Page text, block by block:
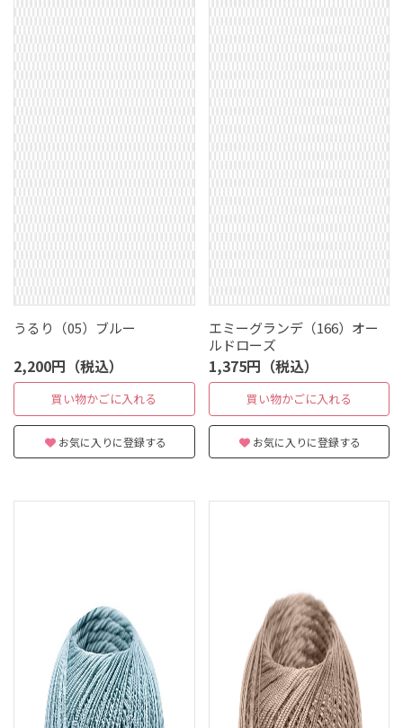
うるり（05）ブルー
2,200円（税込）
買い物かごに入れる
お気に入りに登録する
エミーグランデ（166）オー
ルドローズ
1,375円（税込）
買い物かごに入れる
お気に入りに登録する